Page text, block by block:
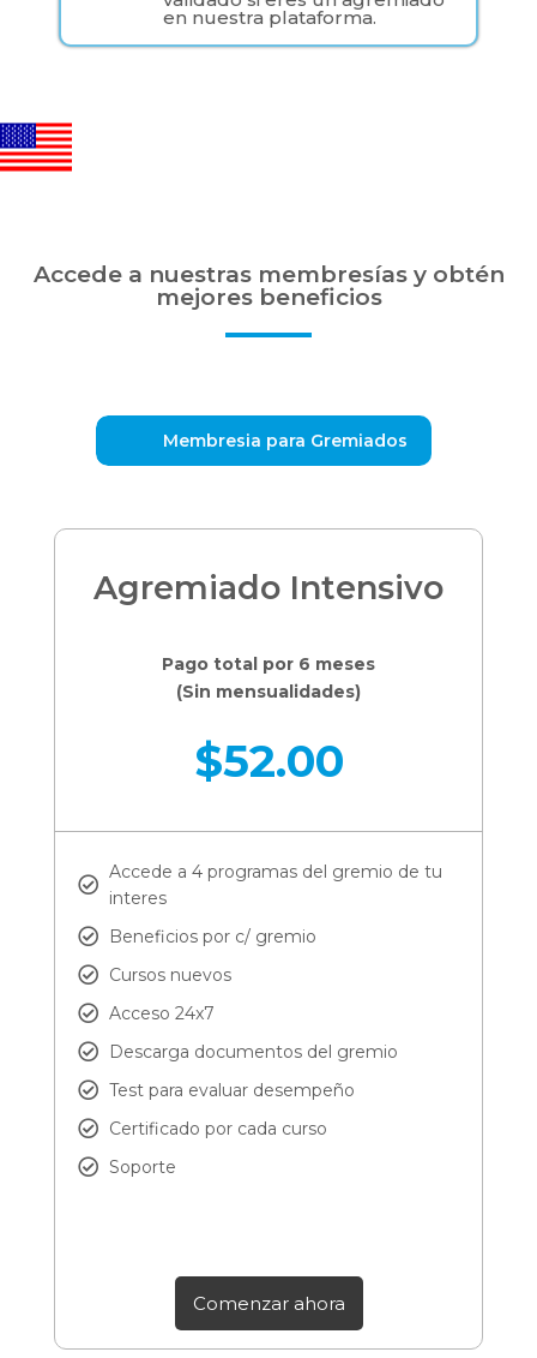
en nuestra plataforma.
Accede a nuestras membresías y obtén
mejores beneficios
Membresia para Gremiados
Agremiado Intensivo
Pago total por 6 meses
(Sin mensualidades)
$52.00
Accede a 4 programas del gremio de tu
interes
Beneficios por c/ gremio
Cursos nuevos
Acceso 24x7
Descarga documentos del gremio
Test para evaluar desempeño
Certificado por cada curso
Soporte
Comenzar ahora